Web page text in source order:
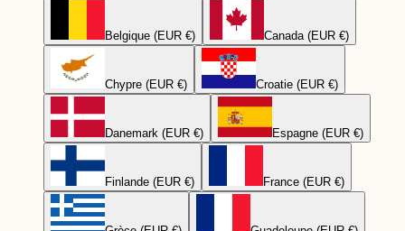
Belgique (EUR €) Canada (EUR €)
Chypre (EUR €) Croatie (EUR €)
Danemark (EUR €) Espagne (EUR €)
Finlande (EUR €) France (EUR €)